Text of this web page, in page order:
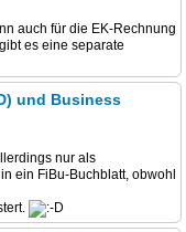
auch für die EK-Rechnung
es eine separate
und Business
nur als
ein FiBu-Buchblatt, obwohl